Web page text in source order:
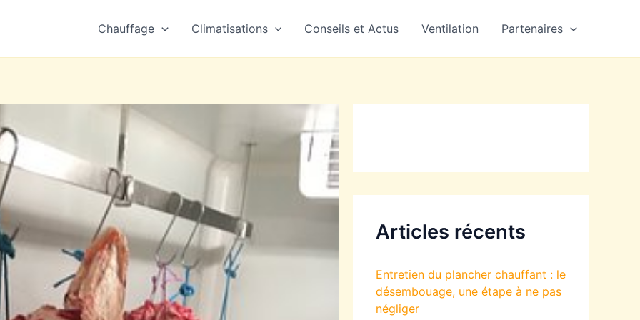
Chauffage Climatisations Conseils et Actus Ventilation Partenaires
Articles récents
Entretien du plancher chauffant : le
désembouage, une étape à ne pas
négliger